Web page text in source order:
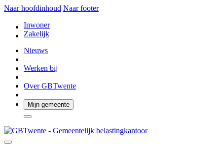
Naar hoofdinhoud Naar footer
Inwoner
Zakelijk
Nieuws
Werken bij
Over GBTwente
Mijn gemeente